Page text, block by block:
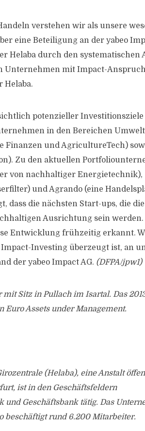
verstehen wir als unsere
eine Beteiligung an der yabeo
Helaba durch den systematischen
Unternehmen mit Impact-
Helaba.
potenzieller
in den Bereichen
Finanzen und AgricultureTech)
Zu den aktuellen
von nachhaltiger Energietechnik),
und Agrando (eine
dass die nächsten Start-ups, die
Ausrichtung sein
Entwicklung frühzeitig erkannt.
Investing überzeugt ist, an
der yabeo Impact AG. (DFPA/jpw1)
Sitz in Pullach im Isartal. Das
Assets under Management.
(Helaba), eine Anstalt
ist in den Geschäftsfeldern
und Geschäftsbank tätig. Das
beschäftigt rund 6.200 Mitarbeiter.